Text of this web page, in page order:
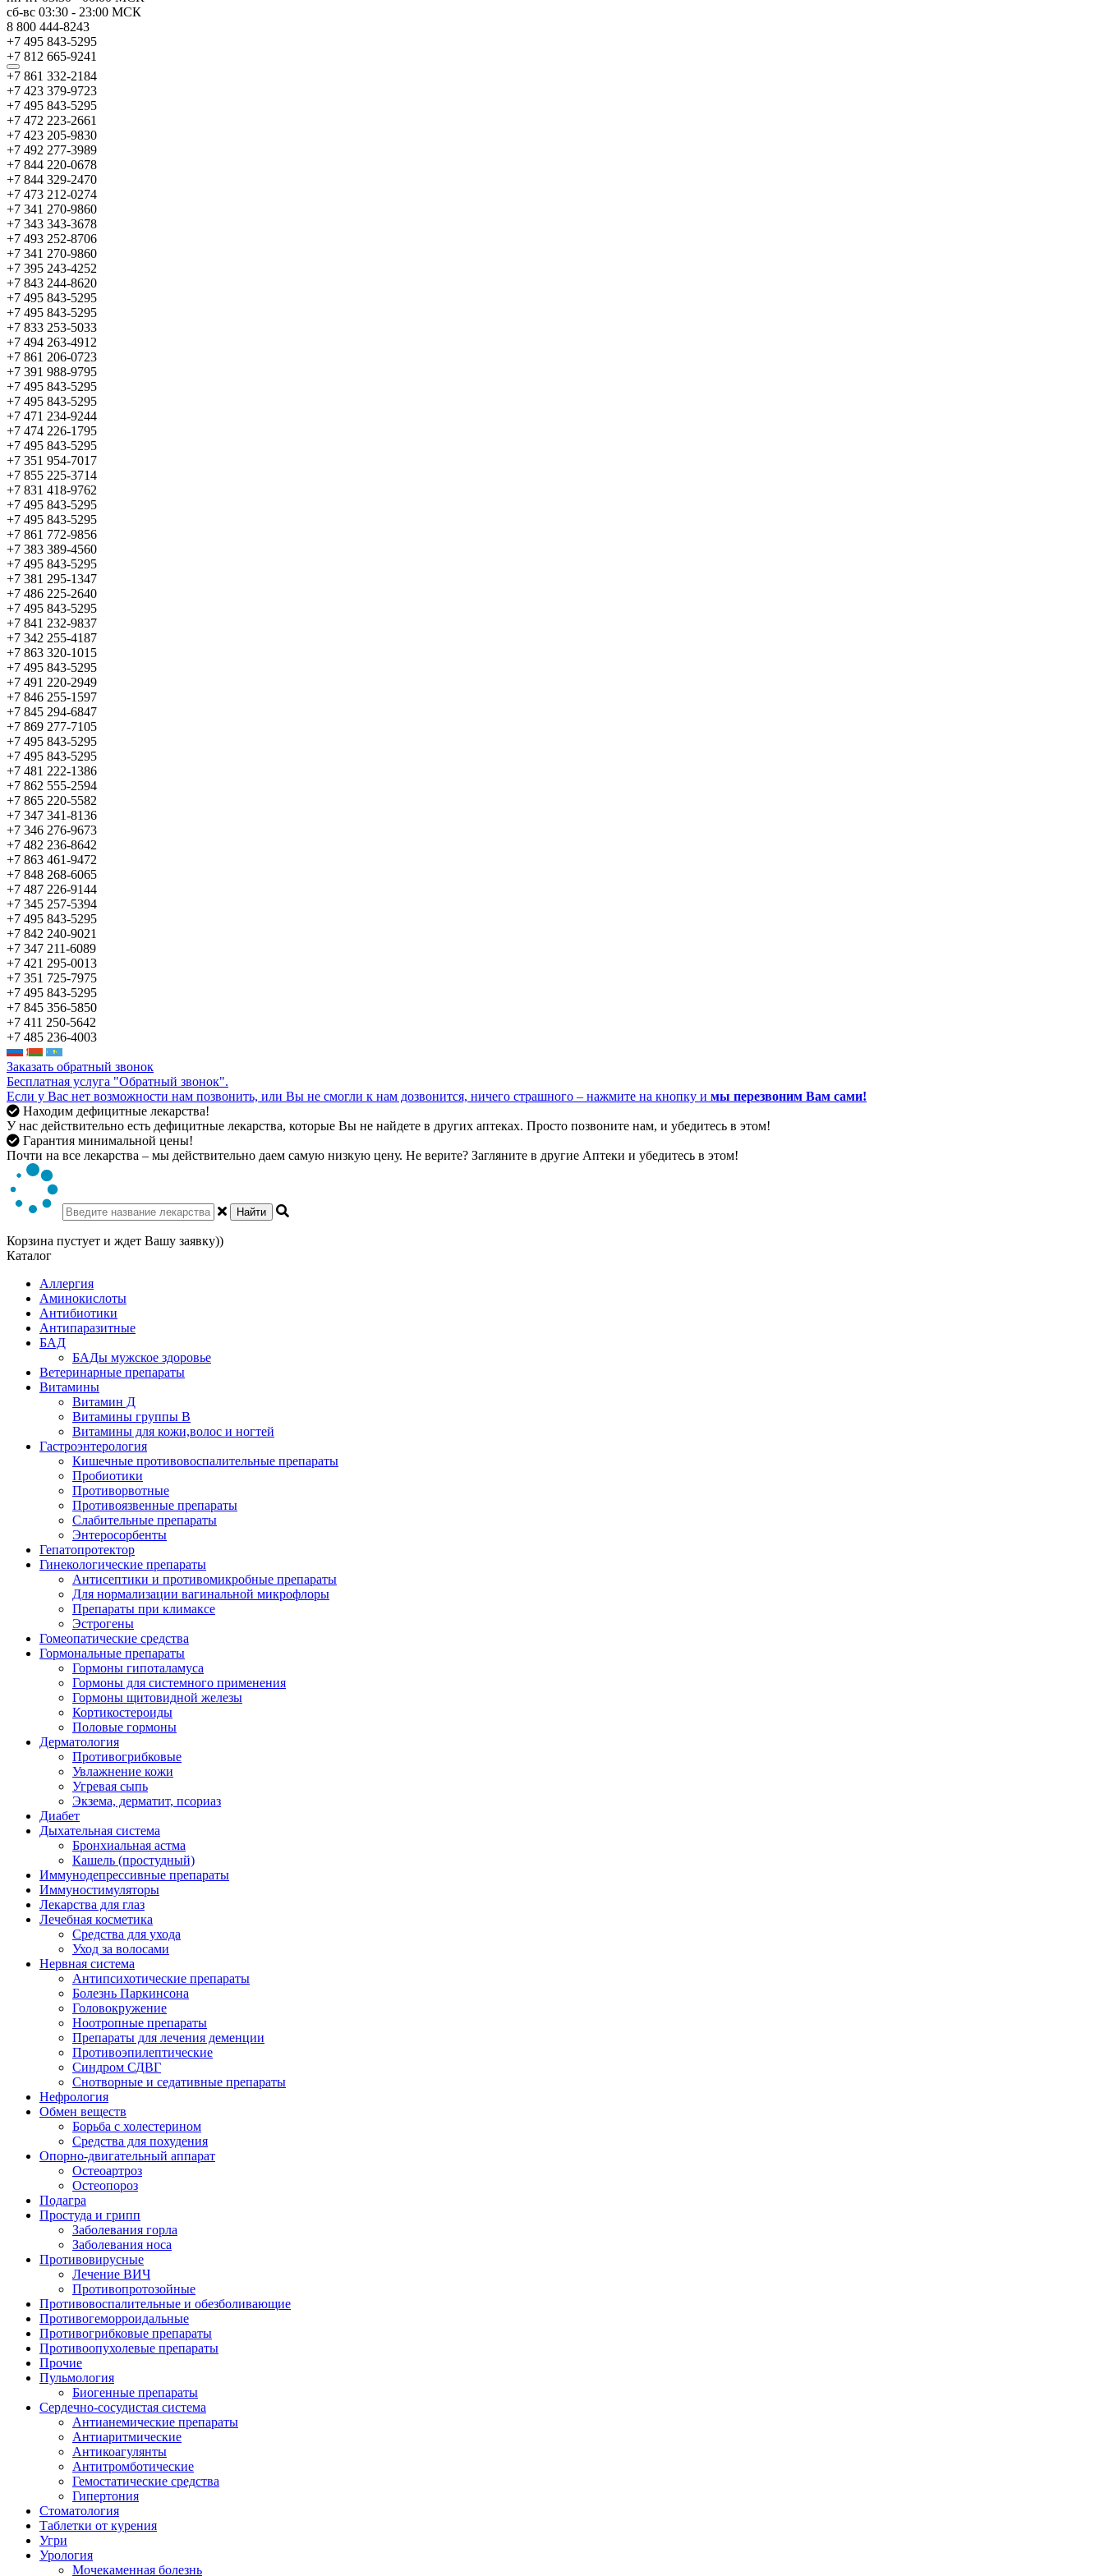
сб-вс 03:30 - 23:00 МСК
8 800 444-8243
+7 495 843-5295
+7 812 665-9241
+7 861 332-2184
+7 423 379-9723
+7 495 843-5295
+7 472 223-2661
+7 423 205-9830
+7 492 277-3989
+7 844 220-0678
+7 844 329-2470
+7 473 212-0274
+7 341 270-9860
+7 343 343-3678
+7 493 252-8706
+7 341 270-9860
+7 395 243-4252
+7 843 244-8620
+7 495 843-5295
+7 495 843-5295
+7 833 253-5033
+7 494 263-4912
+7 861 206-0723
+7 391 988-9795
+7 495 843-5295
+7 495 843-5295
+7 471 234-9244
+7 474 226-1795
+7 495 843-5295
+7 351 954-7017
+7 855 225-3714
+7 831 418-9762
+7 495 843-5295
+7 495 843-5295
+7 861 772-9856
+7 383 389-4560
+7 495 843-5295
+7 381 295-1347
+7 486 225-2640
+7 495 843-5295
+7 841 232-9837
+7 342 255-4187
+7 863 320-1015
+7 495 843-5295
+7 491 220-2949
+7 846 255-1597
+7 845 294-6847
+7 869 277-7105
+7 495 843-5295
+7 495 843-5295
+7 481 222-1386
+7 862 555-2594
+7 865 220-5582
+7 347 341-8136
+7 346 276-9673
+7 482 236-8642
+7 863 461-9472
+7 848 268-6065
+7 487 226-9144
+7 345 257-5394
+7 495 843-5295
+7 842 240-9021
+7 347 211-6089
+7 421 295-0013
+7 351 725-7975
+7 495 843-5295
+7 845 356-5850
+7 411 250-5642
+7 485 236-4003
Заказать обратный звонок
Бесплатная услуга "Обратный звонок".
Если у Вас нет возможности нам позвонить, или Вы не смогли к нам дозвонится, ничего страшного – нажмите на кнопку и мы перезвоним Вам сами!
Находим дефицитные лекарства!
У нас действительно есть дефицитные лекарства, которые Вы не найдете в других аптеках. Просто позвоните нам, и убедитесь в этом!
Гарантия минимальной цены!
Почти на все лекарства – мы действительно даем самую низкую цену. Не верите? Загляните в другие Аптеки и убедитесь в этом!
Найти
Корзина пустует и ждет Вашу заявку))
Каталог
Аллергия
Аминокислоты
Антибиотики
Антипаразитные
БАД
БАДы мужское здоровье
Ветеринарные препараты
Витамины
Витамин Д
Витамины группы В
Витамины для кожи,волос и ногтей
Гастроэнтерология
Кишечные противовоспалительные препараты
Пробиотики
Противорвотные
Противоязвенные препараты
Слабительные препараты
Энтеросорбенты
Гепатопротектор
Гинекологические препараты
Антисептики и противомикробные препараты
Для нормализации вагинальной микрофлоры
Препараты при климаксе
Эстрогены
Гомеопатические средства
Гормональные препараты
Гормоны гипоталамуса
Гормоны для системного применения
Гормоны щитовидной железы
Кортикостероиды
Половые гормоны
Дерматология
Противогрибковые
Увлажнение кожи
Угревая сыпь
Экзема, дерматит, псориаз
Диабет
Дыхательная система
Бронхиальная астма
Кашель (простудный)
Иммунодепрессивные препараты
Иммуностимуляторы
Лекарства для глаз
Лечебная косметика
Средства для ухода
Уход за волосами
Нервная система
Антипсихотические препараты
Болезнь Паркинсона
Головокружение
Ноотропные препараты
Препараты для лечения деменции
Противоэпилептические
Синдром СДВГ
Снотворные и седативные препараты
Нефрология
Обмен веществ
Борьба с холестерином
Средства для похудения
Опорно-двигательный аппарат
Остеоартроз
Остеопороз
Подагра
Простуда и грипп
Заболевания горла
Заболевания носа
Противовирусные
Лечение ВИЧ
Противопротозойные
Противовоспалительные и обезболивающие
Противогеморроидальные
Противогрибковые препараты
Противоопухолевые препараты
Прочие
Пульмология
Биогенные препараты
Сердечно-сосудистая система
Антианемические препараты
Антиаритмические
Антикоагулянты
Антитромботические
Гемостатические средства
Гипертония
Стоматология
Таблетки от курения
Угри
Урология
Мочекаменная болезнь